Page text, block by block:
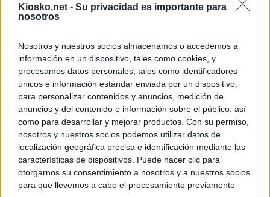
Kiosko.net - Su privacidad es importante para
nosotros
Nosotros y nuestros socios almacenamos o accedemos a
información en un dispositivo, tales como cookies, y
procesamos datos personales, tales como identificadores
únicos e información estándar enviada por un dispositivo,
para personalizar contenidos y anuncios, medición de
anuncios y del contenido e información sobre el público, así
como para desarrollar y mejorar productos. Con su permiso,
nosotros y nuestros socios podemos utilizar datos de
localización geográfica precisa e identificación mediante las
características de dispositivos. Puede hacer clic para
otorgarnos su consentimiento a nosotros y a nuestros socios
para que llevemos a cabo el procesamiento previamente